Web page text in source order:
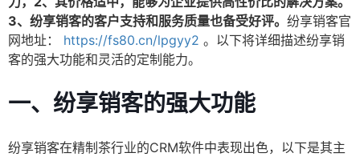
3、纷享销客的客户支持和服务质量也备受好评。 纷享销客官
网地址：
https://fs80.cn/lpgyy2 。以下将详细描述纷享销
客的强大功能和灵活的定制能力。
一、纷享销客的强大功能
纷享销客在精制茶行业的CRM软件中表现出色，以下是其主